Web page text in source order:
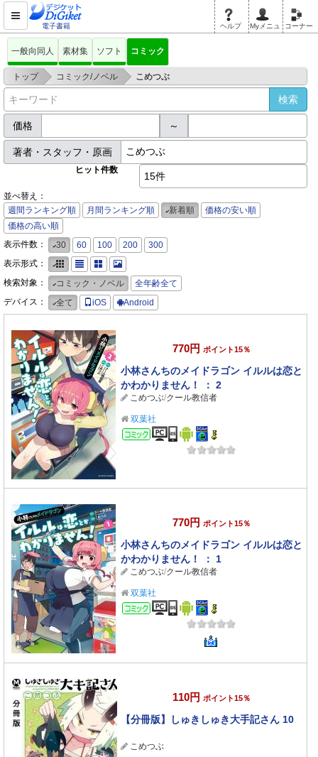
電子書籍 ヘルプ Myメニュ コーナー
一般向同人 素材集 ソフト コミック
トップ > コミック/ノベル > こめつぶ
価格 ～
著者・スタッフ・原画
ヒット件数
15件
並べ替え：
週間ランキング順
月間ランキング順 新着順
価格の安い順
価格の高い順
表示件数：
30 60 100 200
300
表示形式：
検索対象：
コミック・ノベル
全年齢全て
デバイス：
全て iOS Android
770円 ポイント15％
小林さんちのメイドラゴン イルルは恋と
かわかりません！ ： 2
こめつぶ/クール教信者
双葉社
コミック
770円 ポイント15％
小林さんちのメイドラゴン イルルは恋と
かわかりません！ ： 1
こめつぶ/クール教信者
双葉社
コミック
110円 ポイント15％
【分冊版】しゅきしゅき大手記さん 10
こめつぶ